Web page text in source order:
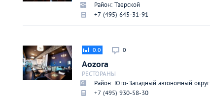
Паттайя
Пхукет
Санкт-Петербург
Район: Тверской
+7 (495) 645-31-91
0
0.0
Aozora
РЕСТОРАНЫ
Район: Юго-Западный автономный округ
+7 (495) 930-58-30